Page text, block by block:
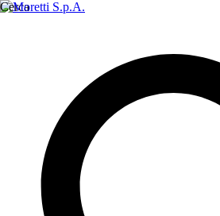
Cerca